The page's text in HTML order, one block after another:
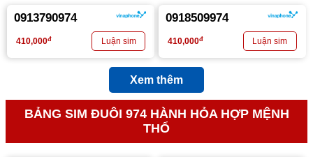
0913790974
410,000đ
0918509974
410,000đ
Xem thêm
BẢNG SIM ĐUÔI 974 HÀNH HỎA HỢP MỆNH
THỔ